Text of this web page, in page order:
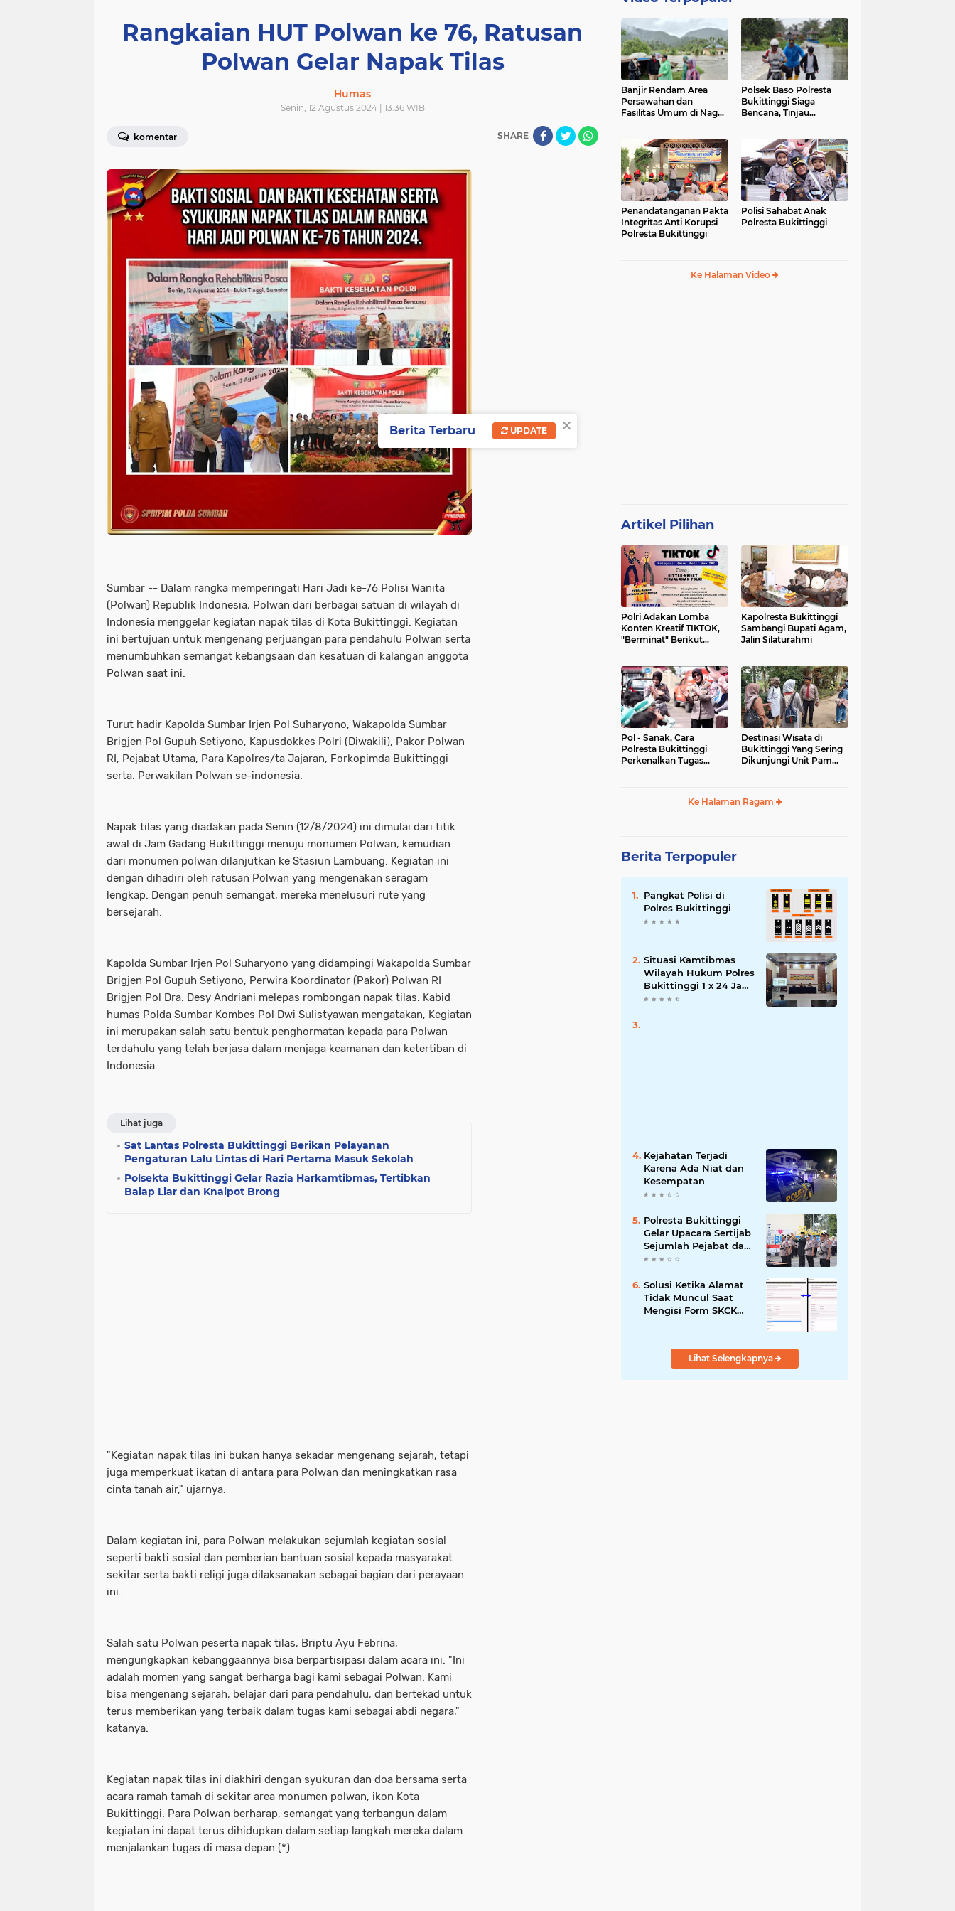
Rangkaian HUT Polwan ke 76, Ratusan
Polwan Gelar Napak Tilas
Humas
Senin, 12 Agustus 2024 | 13:36 WIB
komentar SHARE
Sumbar -- Dalam rangka memperingati Hari Jadi ke-76 Polisi Wanita
(Polwan) Republik Indonesia, Polwan dari berbagai satuan di wilayah di
Indonesia menggelar kegiatan napak tilas di Kota Bukittinggi. Kegiatan
ini bertujuan untuk mengenang perjuangan para pendahulu Polwan serta
menumbuhkan semangat kebangsaan dan kesatuan di kalangan anggota
Polwan saat ini.
Turut hadir Kapolda Sumbar Irjen Pol Suharyono, ⁠Wakapolda Sumbar
Brigjen Pol Gupuh Setiyono, ⁠Kapusdokkes Polri (Diwakili), Pakor Polwan
RI, ⁠Pejabat Utama, ⁠Para Kapolres/ta Jajaran, Forkopimda Bukittinggi
serta. ⁠Perwakilan Polwan se-indonesia.
Napak tilas yang diadakan pada Senin (12/8/2024) ini dimulai dari titik
awal di Jam Gadang Bukittinggi menuju monumen Polwan, kemudian
dari monumen polwan dilanjutkan ke Stasiun Lambuang. Kegiatan ini
dengan dihadiri oleh ratusan Polwan yang mengenakan seragam
lengkap. Dengan penuh semangat, mereka menelusuri rute yang
bersejarah.
Kapolda Sumbar Irjen Pol Suharyono yang didampingi Wakapolda Sumbar
Brigjen Pol Gupuh Setiyono, Perwira Koordinator (Pakor) Polwan RI
Brigjen Pol Dra. Desy Andriani melepas rombongan napak tilas. Kabid
humas Polda Sumbar Kombes Pol Dwi Sulistyawan mengatakan, Kegiatan
ini merupakan salah satu bentuk penghormatan kepada para Polwan
terdahulu yang telah berjasa dalam menjaga keamanan dan ketertiban di
Indonesia.
Lihat juga
Sat Lantas Polresta Bukittinggi Berikan Pelayanan
Pengaturan Lalu Lintas di Hari Pertama Masuk Sekolah
Polsekta Bukittinggi Gelar Razia Harkamtibmas, Tertibkan
Balap Liar dan Knalpot Brong
"Kegiatan napak tilas ini bukan hanya sekadar mengenang sejarah, tetapi
juga memperkuat ikatan di antara para Polwan dan meningkatkan rasa
cinta tanah air," ujarnya.
Dalam kegiatan ini, para Polwan melakukan sejumlah kegiatan sosial
seperti bakti sosial dan pemberian bantuan sosial kepada masyarakat
sekitar serta bakti religi juga dilaksanakan sebagai bagian dari perayaan
ini.
Salah satu Polwan peserta napak tilas, Briptu Ayu Febrina,
mengungkapkan kebanggaannya bisa berpartisipasi dalam acara ini. "Ini
adalah momen yang sangat berharga bagi kami sebagai Polwan. Kami
bisa mengenang sejarah, belajar dari para pendahulu, dan bertekad untuk
terus memberikan yang terbaik dalam tugas kami sebagai abdi negara,"
katanya.
Kegiatan napak tilas ini diakhiri dengan syukuran dan doa bersama serta
acara ramah tamah di sekitar area monumen polwan, ikon Kota
Bukittinggi. Para Polwan berharap, semangat yang terbangun dalam
kegiatan ini dapat terus dihidupkan dalam setiap langkah mereka dalam
menjalankan tugas di masa depan.(*)
Banjir Rendam Area
Persawahan dan
Fasilitas Umum di Nagari
Polsek Baso Polresta
Bukittinggi Siaga
Bencana, Tinjau
Penandatanganan Pakta
Integritas Anti Korupsi
Polresta Bukittinggi
Polisi Sahabat Anak
Polresta Bukittinggi
Ke Halaman Video
Artikel Pilihan
Polri Adakan Lomba
Konten Kreatif TIKTOK,
"Berminat" Berikut
Kapolresta Bukittinggi
Sambangi Bupati Agam,
Jalin Silaturahmi
Pol - Sanak, Cara
Polresta Bukittinggi
Perkenalkan Tugas
Destinasi Wisata di
Bukittinggi Yang Sering
Dikunjungi Unit Pam
Ke Halaman Ragam
Berita Terpopuler
Pangkat Polisi di
Polres Bukittinggi
Situasi Kamtibmas
Wilayah Hukum Polres
Bukittinggi 1 x 24 Jam
Senin 27 Juni 2022
Kejahatan Terjadi
Karena Ada Niat dan
Kesempatan
Polresta Bukittinggi
Gelar Upacara Sertijab
Sejumlah Pejabat dan
laporan Kenaikan
Solusi Ketika Alamat
Tidak Muncul Saat
Mengisi Form SKCK
Lihat Selengkapnya
×
Berita Terbaru UPDATE